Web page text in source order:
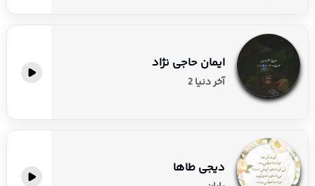
ایمان حاجی نژاد
آخر دنیا 2
دیجی طاها